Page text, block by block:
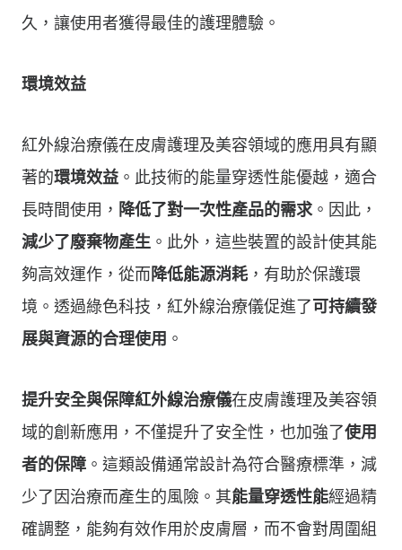
久，讓使用者獲得最佳的護理體驗。
環境效益
紅外線治療儀在皮膚護理及美容領域的應用具有顯
著的環境效益 。此技術的能量穿透性能優越，適合
長時間使用， 降低了對一次性產品的需求。因此，
減少了廢棄物產生 。此外，這些裝置的設計使其能
夠高效運作，從而降低能源消耗 ，有助於保護環
境。透過綠色科技，紅外線治療儀促進了可持續發
展與資源的合理使用 。
提升安全與保障紅外線治療儀在皮膚護理及美容領
域的創新應用，不僅提升了安全性，也加強了使用
者的保障 。這類設備通常設計為符合醫療標準，減
少了因治療而產生的風險。其能量穿透性能經過精
確調整，能夠有效作用於皮膚層，而不會對周圍組